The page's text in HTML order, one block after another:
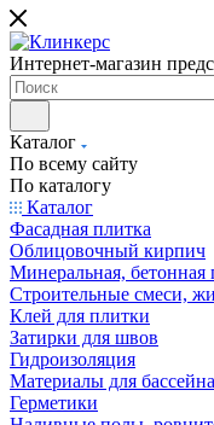
Интернет-магазин
Каталог
По всему сайту
По каталогу
Каталог
Фасадная плитка
Облицовочный кирпич
Минеральная, бетонная
Строительные смеси,
Клей для плитки
Затирки для швов
Гидроизоляция
Материалы для бассейна
Герметики